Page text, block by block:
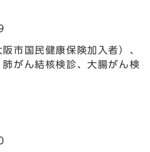
市国民健康保険加入者）、
がん結核検診、大腸がん検